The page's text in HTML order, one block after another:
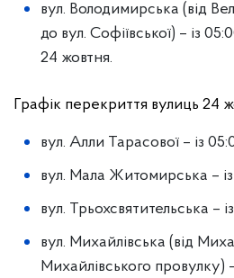
вул. Володимирська (від
до вул. Софіївської) – із
24 жовтня.
Графік перекриття вулиць 24
вул. Алли Тарасової – із
вул. Мала Житомирська –
вул. Трьохсвятительська –
вул. Михайлівська (від
Михайлівського провулку)